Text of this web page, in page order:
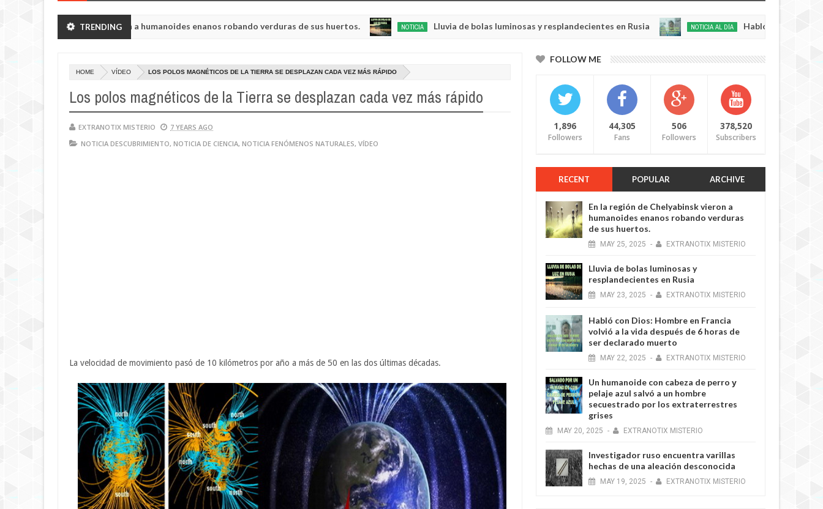
TRENDING
de Chelyabinsk vieron a humanoides enanos robando verduras de sus huertos. NOTICIA Lluvia de bolas luminosas y resplandecientes en Rusia
20250
NOTICIA AL DÍA Habló con Dios: Hombre en
HOME VÍDEO LOS POLOS MAGNÉTICOS DE LA TIERRA SE DESPLAZAN CADA VEZ MÁS RÁPIDO
Los polos magnéticos de la Tierra se desplazan cada vez más rápido
EXTRANOTIX MISTERIO
7 YEARS AGO
NOTICIA DESCUBRIMIENTO, NOTICIA DE CIENCIA, NOTICIA FENÓMENOS NATURALES, VÍDEO
La velocidad de movimiento pasó de 10 kilómetros por año a más de 50 en las dos últimas décadas.
FOLLOW ME
1,896
Followers
44,305
Fans
506
Followers
378,520
Subscribers
RECENT POPULAR ARCHIVE
En la región de Chelyabinsk vieron a
humanoides enanos robando verduras
de sus huertos.
MAY 25, 2025 - EXTRANOTIX MISTERIO
Lluvia de bolas luminosas y
resplandecientes en Rusia
MAY 23, 2025 - EXTRANOTIX MISTERIO
Habló con Dios: Hombre en Francia
volvió a la vida después de 6 horas de
ser declarado muerto
MAY 22, 2025 - EXTRANOTIX MISTERIO
Un humanoide con cabeza de perro у
pelaje azul salvó a un hombre
secuestrado por los extraterrestres
grises
MAY 20, 2025 - EXTRANOTIX MISTERIO
Investigador ruso encuentra varillas
hechas de una aleación desconocida
MAY 19, 2025 - EXTRANOTIX MISTERIO